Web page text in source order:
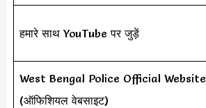
हमारे साथ YouTube पर जुड़ें
West Bengal Police Official Website
(ऑफिशियल वेबसाइट)